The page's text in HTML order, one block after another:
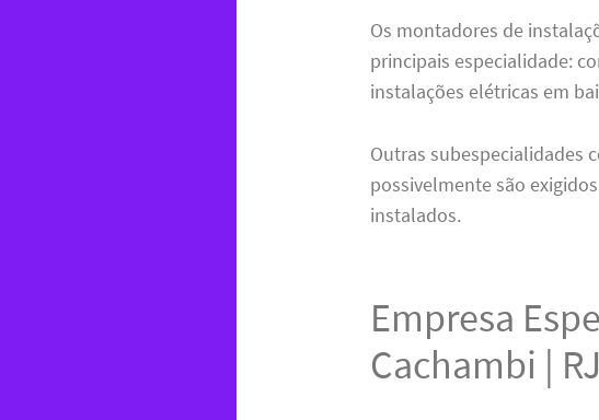
Os montadores de
principais especialidade:
instalações elétricas em
Outras subespecialidades
possivelmente são
instalados.
Empresa
Cachambi |